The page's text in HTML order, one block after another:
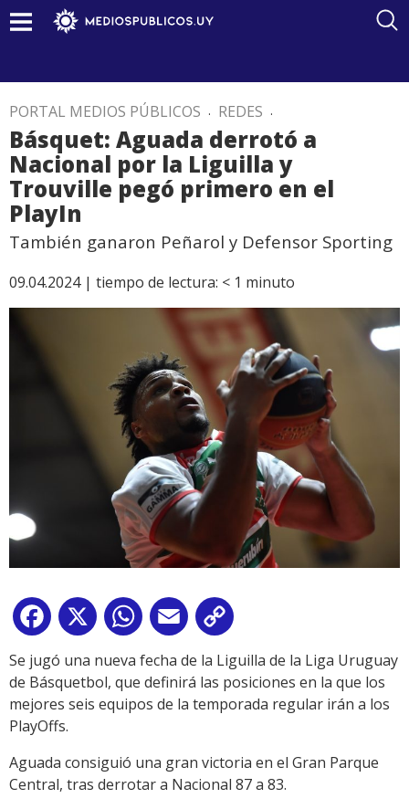
PORTAL MEDIOS PÚBLICOS . REDES .
Básquet: Aguada derrotó a
Nacional por la Liguilla y
Trouville pegó primero en el
PlayIn
También ganaron Peñarol y Defensor Sporting
09.04.2024 | tiempo de lectura: < 1 minuto
Facebook
X WhatsApp
Email
Link
Se jugó una nueva fecha de la Liguilla de la Liga Uruguay
de Básquetbol, que definirá las posiciones en la que los
mejores seis equipos de la temporada regular irán a los
PlayOffs.
Aguada consiguió una gran victoria en el Gran Parque
Central, tras derrotar a Nacional 87 a 83.